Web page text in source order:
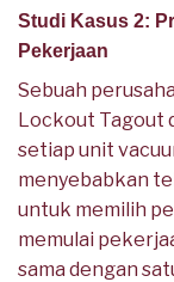
Studi Kasus 2:
Pekerjaan
Sebuah
Lockout Tagout
setiap unit
menyebabkan
untuk memilih
memulai
sama dengan